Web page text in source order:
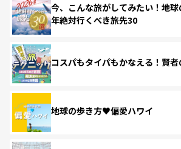
今、こんな旅がしてみたい！地
年絶対行くべき旅先30
コスパもタイパもかなえる！賢
地球の歩き方♥偏愛ハワイ